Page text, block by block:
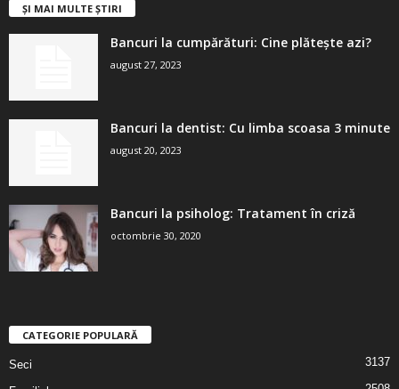
ȘI MAI MULTE ȘTIRI
Bancuri la cumpărături: Cine plătește azi?
august 27, 2023
Bancuri la dentist: Cu limba scoasa 3 minute
august 20, 2023
Bancuri la psiholog: Tratament în criză
octombrie 30, 2020
CATEGORIE POPULARĂ
Seci 3137